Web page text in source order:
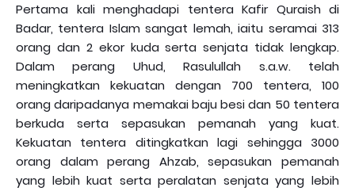
Pertama kali menghadapi tentera Kafir Quraish di
Badar, tentera Islam sangat lemah, iaitu seramai 313
orang dan 2 ekor kuda serta senjata tidak lengkap.
Dalam perang Uhud, Rasulullah s.a.w. telah
meningkatkan kekuatan dengan 700 tentera, 100
orang daripadanya memakai baju besi dan 50 tentera
berkuda serta sepasukan pemanah yang kuat.
Kekuatan tentera ditingkatkan lagi sehingga 3000
orang dalam perang Ahzab, sepasukan pemanah
yang lebih kuat serta peralatan senjata yang lebih